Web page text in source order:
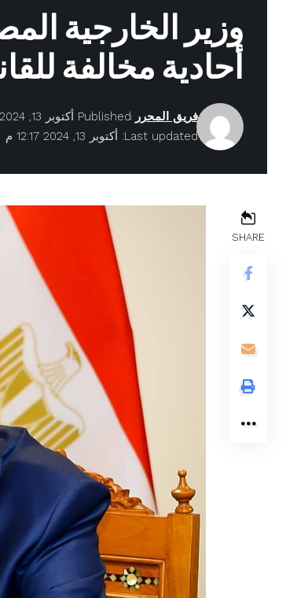
وزير الخارجية
أحادية مخالفة
Last updated: أكتوبر 13, 2024 12:17 م
فريق المحرر Published أكتوبر 13, 2024
SHARE